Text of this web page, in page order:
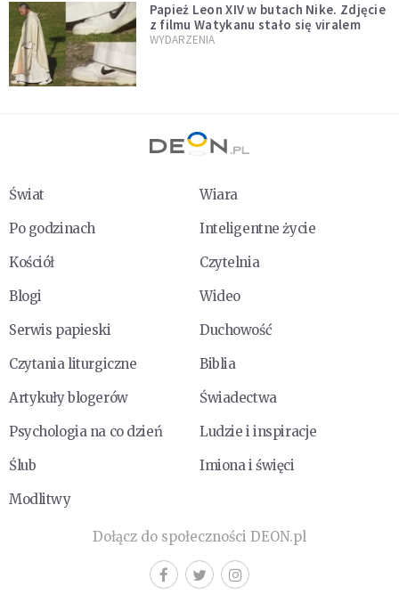
Papież Leon XIV w butach Nike. Zdjęcie
z filmu Watykanu stało się viralem
WYDARZENIA
Świat
Wiara
Po godzinach
Inteligentne życie
Kościół
Czytelnia
Blogi
Wideo
Serwis papieski
Duchowość
Czytania liturgiczne
Biblia
Artykuły blogerów
Świadectwa
Psychologia na co dzień
Ludzie i inspiracje
Ślub
Imiona i święci
Modlitwy
Dołącz do społeczności DEON.pl